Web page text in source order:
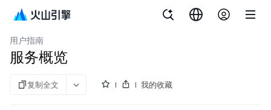
云拨测
用户指南
服务概览
复制全文 我的收藏